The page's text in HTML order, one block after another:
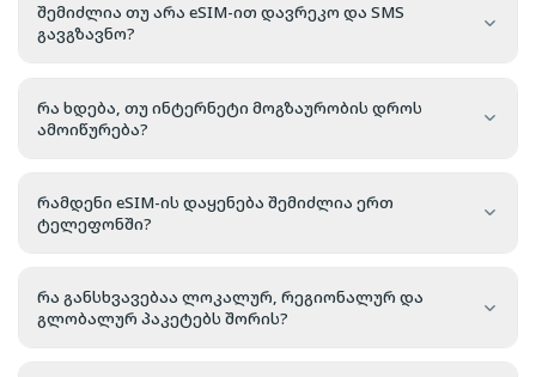
შემიძლია თუ არა eSIM-ით დავრეკო და SMS
გავგზავნო?
რა ხდება, თუ ინტერნეტი მოგზაურობის დროს
ამოიწურება?
რამდენი eSIM-ის დაყენება შემიძლია ერთ
ტელეფონში?
რა განსხვავებაა ლოკალურ, რეგიონალურ და
გლობალურ პაკეტებს შორის?